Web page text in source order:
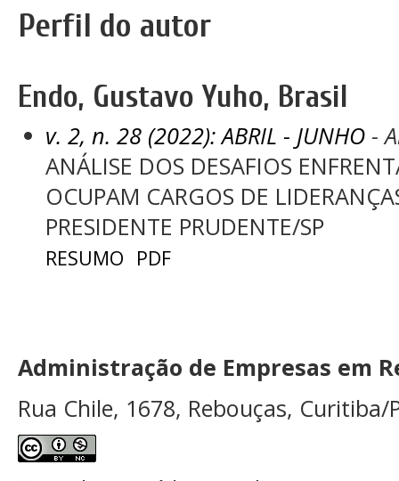
Perfil do autor
Endo, Gustavo Yuho, Brasil
v. 2, n. 28 (2022): ABRIL - JUNHO -
ANÁLISE DOS DESAFIOS
OCUPAM CARGOS DE
PRESIDENTE PRUDENTE/SP
RESUMO PDF
Administração de Empresas em
Rua Chile, 1678, Rebouças, Curitiba/